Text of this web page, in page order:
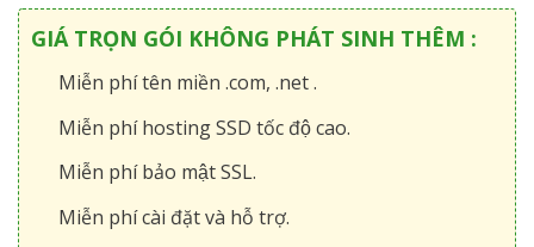
GIÁ TRỌN GÓI KHÔNG PHÁT SINH THÊM :
Miễn phí tên miền .com, .net .
Miễn phí hosting SSD tốc độ cao.
Miễn phí bảo mật SSL.
Miễn phí cài đặt và hỗ trợ.